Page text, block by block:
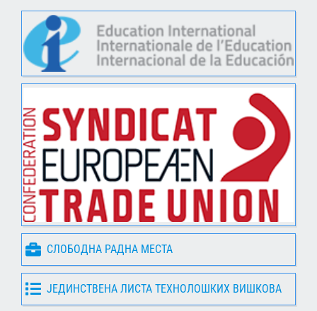
СЛОБОДНА РАДНА МЕСТА
ЈЕДИНСТВЕНА ЛИСТА ТЕХНОЛОШКИХ ВИШКОВА